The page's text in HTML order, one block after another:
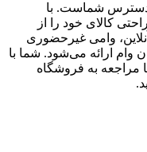
دسترس شماست. با
کالای خود را از
وامی غیرحضوری
ارائه می‌شود. شما با
مراجعه به فروشگاه